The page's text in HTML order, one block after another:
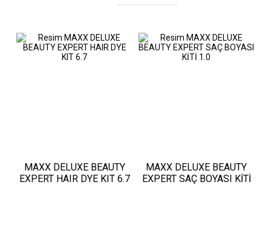
MAXX DELUXE BEAUTY
EXPERT HAIR DYE KIT 6.7
MAXX DELUXE BEAUTY
EXPERT SAÇ BOYASI KİTİ